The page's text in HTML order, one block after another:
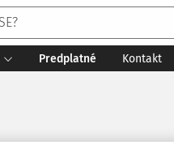
Predplatné Kontakt